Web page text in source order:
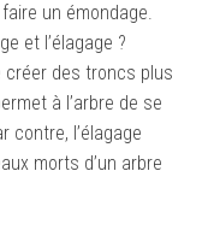
un émondage.
et l’élagage ?
créer des troncs plus
à l’arbre de se
contre, l’élagage
morts d’un arbre